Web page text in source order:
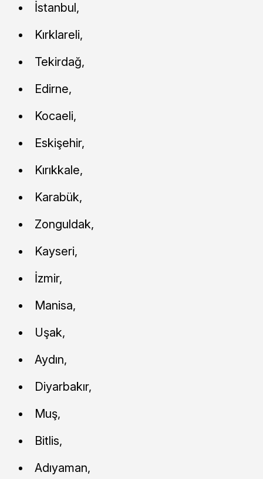
İstanbul,
Kırklareli,
Tekirdağ,
Edirne,
Kocaeli,
Eskişehir,
Kırıkkale,
Karabük,
Zonguldak,
Kayseri,
İzmir,
Manisa,
Uşak,
Aydın,
Diyarbakır,
Muş,
Bitlis,
Adıyaman,